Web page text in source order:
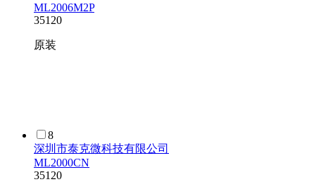
ML2006M2P
35120
原装
8
深圳市泰克微科技有限公司
ML2000CN
35120